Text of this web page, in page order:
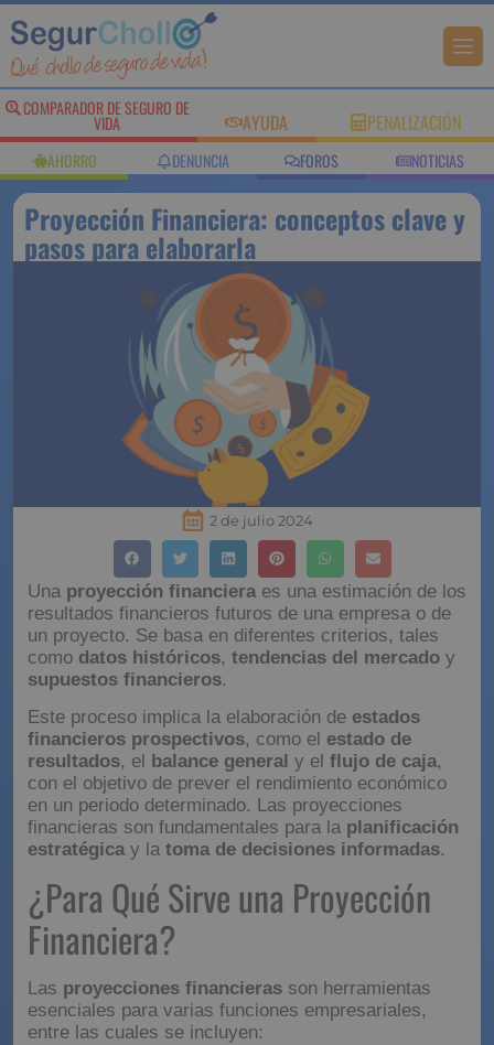
COMPARADOR DE
SEGURO DE VIDA AYUDA PENALIZACIÓN
AHORRO DENUNCIA FOROS NOTICIAS
Proyección Financiera: conceptos
clave y pasos para elaborarla
2 de julio 2024
Una proyección financiera es una estimación de los
resultados financieros futuros de una empresa o de
un proyecto. Se basa en diferentes criterios, tales
como datos históricos, tendencias del mercado y
supuestos financieros.
Este proceso implica la elaboración de estados
financieros prospectivos, como el estado de
resultados, el balance general y el flujo de caja,
con el objetivo de prever el rendimiento económico
en un periodo determinado. Las proyecciones
financieras son fundamentales para la planificación
estratégicay la toma de decisiones informadas.
¿Para Qué Sirve una
Proyección Financiera?
Las proyecciones financieras son herramientas
esenciales para varias funciones empresariales,
entre las cuales se incluyen: